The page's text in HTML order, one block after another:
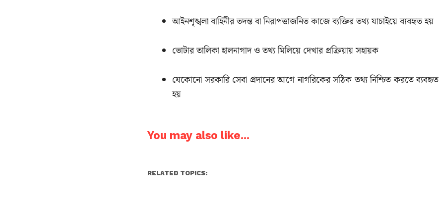
আইনশৃঙ্খলা বাহিনীর তদন্ত বা নিরাপত্তাজনিত কাজে ব্যক্তির তথ্য যাচাইয়ে ব্যবহৃত হয়
ভোটার তালিকা হালনাগাদ ও তথ্য মিলিয়ে দেখার প্রক্রিয়ায় সহায়ক
যেকোনো সরকারি সেবা প্রদানের আগে নাগরিকের সঠিক তথ্য নিশ্চিত করতে ব্যবহৃত
হয়
You may also like...
RELATED TOPICS: